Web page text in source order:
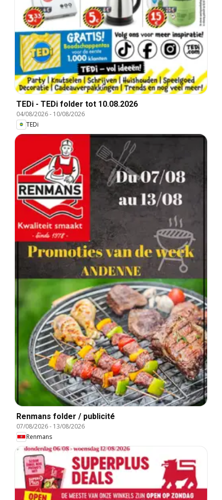
TEDi - TEDi folder tot 10.08.2026
04/08/2026- 10/08/2026
TEDi
Renmans folder / publicité
07/08/2026- 13/08/2026
Renmans